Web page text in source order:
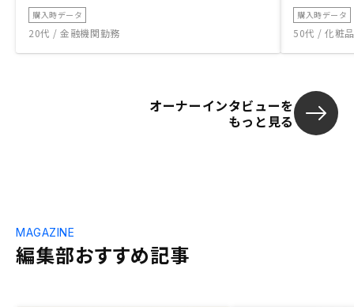
購入時データ
20代 / 金融機関勤務
購入時データ
50代 / 化粧
オーナーインタビューを
もっと見る
編集部おすすめ記事
MAGAZINE